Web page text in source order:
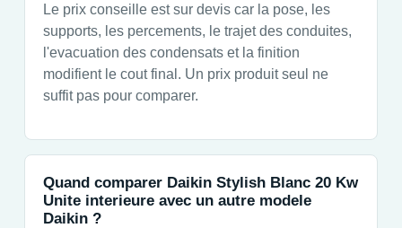
Le prix conseille est sur devis car la pose, les
supports, les percements, le trajet des conduites,
l'evacuation des condensats et la finition
modifient le cout final. Un prix produit seul ne
suffit pas pour comparer.
Quand comparer Daikin Stylish Blanc 20 Kw
Unite interieure avec un autre modele
Daikin ?